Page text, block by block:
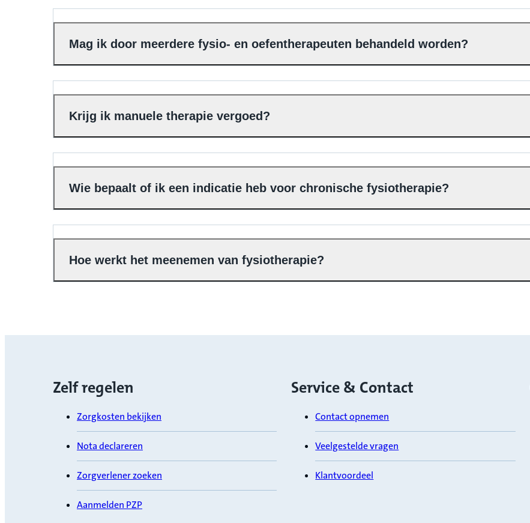
Mag ik door meerdere fysio- en oefentherapeuten behandeld worden?
Krijg ik manuele therapie vergoed?
Wie bepaalt of ik een indicatie heb voor chronische fysiotherapie?
Hoe werkt het meenemen van fysiotherapie?
Zelf regelen
Zorgkosten bekijken
Nota declareren
Zorgverlener zoeken
Aanmelden PZP
Service & Contact
Contact opnemen
Veelgestelde vragen
Klantvoordeel